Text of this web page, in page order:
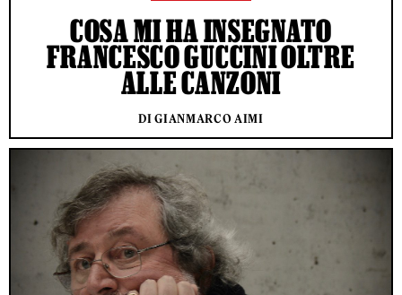
COSA MI HA INSEGNATO
FRANCESCO GUCCINI OLTRE
ALLE CANZONI
DI GIANMARCO AIMI